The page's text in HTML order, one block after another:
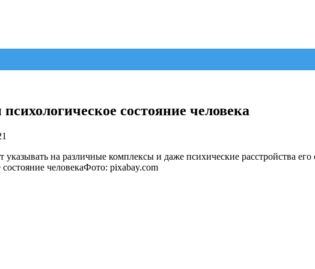
состояние человека
на различные комплексы и даже психические расстройства его
Фото: pixabay.com